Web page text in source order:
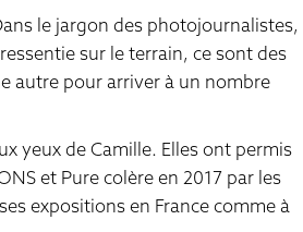
le jargon des photojournalistes,
sur le terrain, ce sont des
autre pour arriver à un nombre
yeux de Camille. Elles ont permis
et Pure colère en 2017 par les
expositions en France comme à